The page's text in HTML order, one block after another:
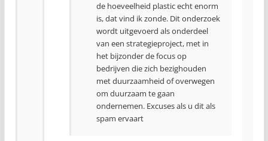
de hoeveelheid plastic echt enorm
is, dat vind ik zonde. Dit onderzoek
wordt uitgevoerd als onderdeel
van een strategieproject, met in
het bijzonder de focus op
bedrijven die zich bezighouden
met duurzaamheid of overwegen
om duurzaam te gaan
ondernemen. Excuses als u dit als
spam ervaart